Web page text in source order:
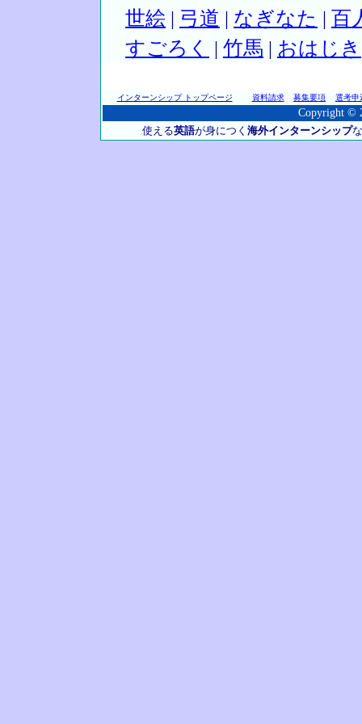
世絵 | 弓道 | なぎなた | 百
すごろく
| 竹馬 | おはじき
インターンシップ トップページ 資料請求 募集要項 選考申
Copyright ©
使える英語が身につく 海外インターンシップ